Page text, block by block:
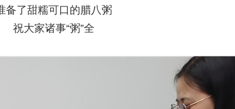
备了甜糯可口的腊八粥
祝大家诸事“粥”全